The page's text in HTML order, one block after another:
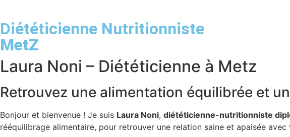
Diététicienne Nutritionniste
MetZ
Laura Noni – Diététicienne à Metz
Retrouvez une alimentation équilibrée et
Bonjour et bienvenue ! Je suis Laura Noni, diététicienne-nutritionniste
rééquilibrage alimentaire, pour retrouver une relation saine et apaisée